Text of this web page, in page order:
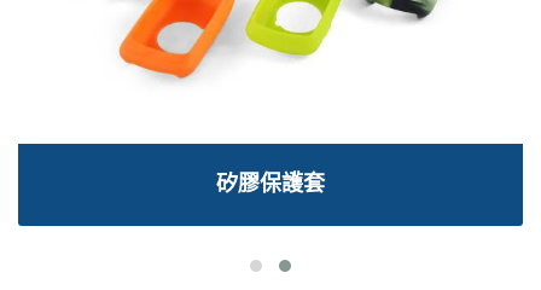
矽膠保護套